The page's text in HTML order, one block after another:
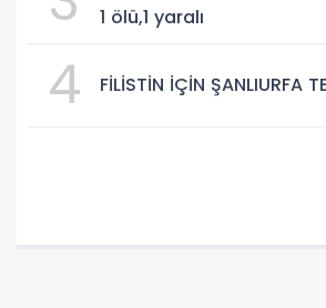
1 ölü,1 yaralı
4 FİLİSTİN İÇİN ŞANLIURFA